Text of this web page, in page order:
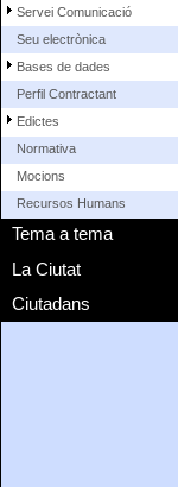
Servei Comunicació
Seu electrònica
Bases de dades
Perfil Contractant
Edictes
Normativa
Mocions
Recursos Humans
Tema a tema
La Ciutat
Ciutadans